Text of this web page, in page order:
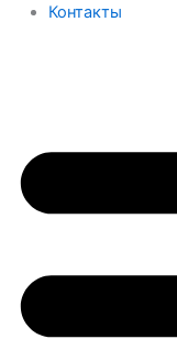
Контакты